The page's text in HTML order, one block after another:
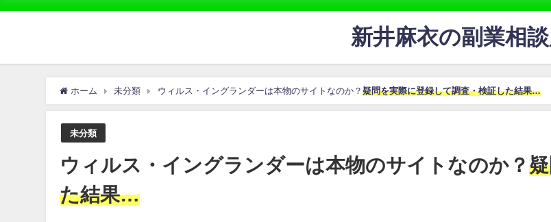
新井麻衣の副業相
ホーム 未分類 ウィルス・イングランダーは本物のサイトなのか？ 疑問を実際に登録して調査・検証した結果…
未分類
ウィルス・イングランダーは本物のサイトなのか？
た結果…